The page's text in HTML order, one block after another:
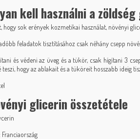
kell használni a
hogy sok erények kozmetikai használat, növényi
feladatok tisztításához csak néhány csepp
és védeni az üveg és a tükör, csak hígítani 3
teszi, hogy az ablakait és a tüköreit hosszabb ideig
glicerin összetétele
Franciaország